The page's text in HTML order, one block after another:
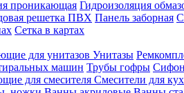
проникающая Гидроизоляция
решетка ПВХ Панель заборная
Сетка в картах
для унитазов Унитазы
машин Трубы гофры
для смесителя Смесители для